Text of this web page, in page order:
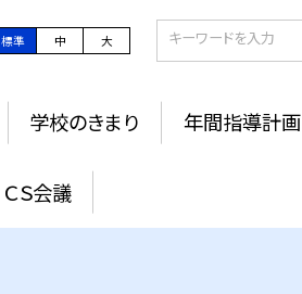
標準 中 大
学校のきまり 年間指導計画
ＣＳ会議